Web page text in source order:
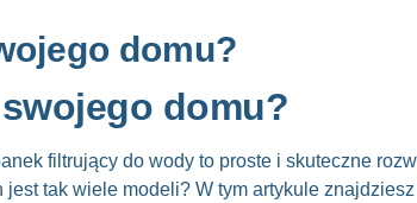
domu?
domu?
filtrujący do wody to proste i skuteczne
jest tak wiele modeli? W tym artykule